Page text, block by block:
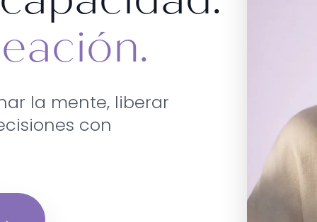
la mente, liberar
con